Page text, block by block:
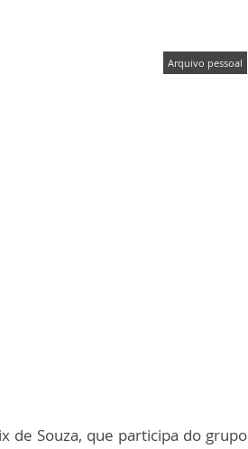
Arquivo pessoal
de Souza, que participa do grupo